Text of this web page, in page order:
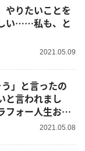
やりたいことを
い……私も、と
2021.05.09
」と言ったの
と言われまし
フォー人生お悩
2021.05.08